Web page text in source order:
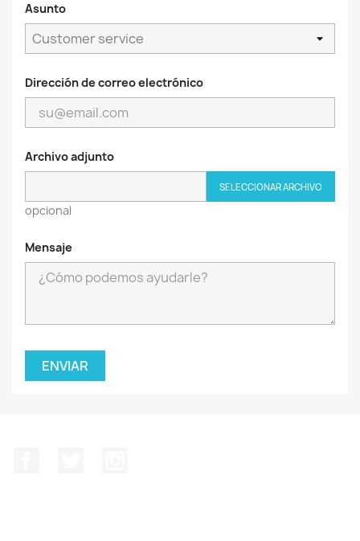
Asunto
Dirección de correo electrónico
Archivo adjunto
SELECCIONAR ARCHIVO
opcional
Mensaje